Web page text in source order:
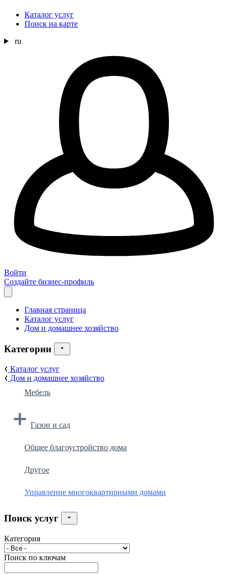
Каталог услуг
Поиск на карте
ru
Войти
Создайте бизнес-профиль
Главная страница
Каталог услуг
Дом и домашнее хозяйство
Категории
Каталог услуг
Дом и домашнее хозяйство
Мебель
Газон и сад
Общее благоустройство дома
Другое
Управление многоквартирными домами
Поиск услуг
Категория
Поиск по ключам